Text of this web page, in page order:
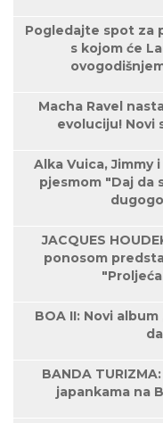
Pogledajte spot za
s kojom će
Macha Ravel
evoluciju! Novi
Alka Vuica, Jimmy
pjesmom "Daj da
JACQUES
ponosom
BOA II: Novi
BANDA
japankama na